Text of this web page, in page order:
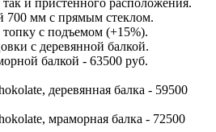
700 мм с прямым стеклом.
с подъемом (+15%).
с деревянной балкой.
балкой - 63500 руб.
деревянная балка - 59500
мраморная балка - 72500